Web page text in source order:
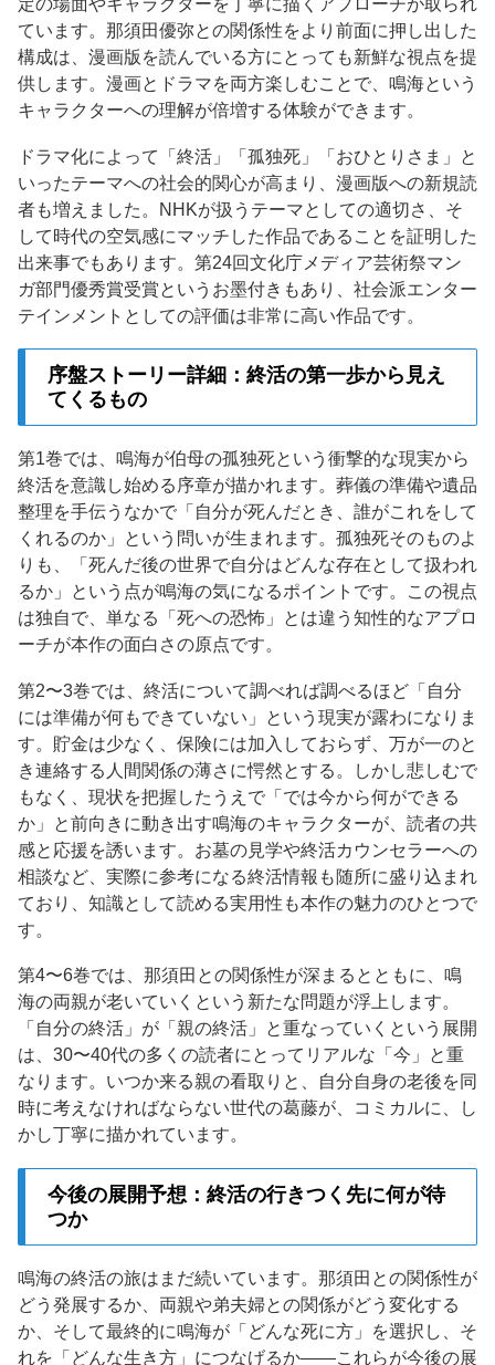
定の場面やキャラクターを丁寧に描くアプローチが取られ
ています。那須田優弥との関係性をより前面に押し出した
構成は、漫画版を読んでいる方にとっても新鮮な視点を提
供します。漫画とドラマを両方楽しむことで、鳴海という
キャラクターへの理解が倍増する体験ができます。
ドラマ化によって「終活」「孤独死」「おひとりさま」と
いったテーマへの社会的関心が高まり、漫画版への新規読
者も増えました。NHKが扱うテーマとしての適切さ、そ
して時代の空気感にマッチした作品であることを証明した
出来事でもあります。第24回文化庁メディア芸術祭マン
ガ部門優秀賞受賞というお墨付きもあり、社会派エンター
テインメントとしての評価は非常に高い作品です。
序盤ストーリー詳細：終活の第一歩から見え
てくるもの
第1巻では、鳴海が伯母の孤独死という衝撃的な現実から
終活を意識し始める序章が描かれます。葬儀の準備や遺品
整理を手伝うなかで「自分が死んだとき、誰がこれをして
くれるのか」という問いが生まれます。孤独死そのものよ
りも、「死んだ後の世界で自分はどんな存在として扱われ
るか」という点が鳴海の気になるポイントです。この視点
は独自で、単なる「死への恐怖」とは違う知性的なアプロ
ーチが本作の面白さの原点です。
第2〜3巻では、終活について調べれば調べるほど「自分
には準備が何もできていない」という現実が露わになりま
す。貯金は少なく、保険には加入しておらず、万が一のと
き連絡する人間関係の薄さに愕然とする。しかし悲しむで
もなく、現状を把握したうえで「では今から何ができる
か」と前向きに動き出す鳴海のキャラクターが、読者の共
感と応援を誘います。お墓の見学や終活カウンセラーへの
相談など、実際に参考になる終活情報も随所に盛り込まれ
ており、知識として読める実用性も本作の魅力のひとつで
す。
第4〜6巻では、那須田との関係性が深まるとともに、鳴
海の両親が老いていくという新たな問題が浮上します。
「自分の終活」が「親の終活」と重なっていくという展開
は、30〜40代の多くの読者にとってリアルな「今」と重
なります。いつか来る親の看取りと、自分自身の老後を同
時に考えなければならない世代の葛藤が、コミカルに、し
かし丁寧に描かれています。
今後の展開予想：終活の行きつく先に何が待
つか
鳴海の終活の旅はまだ続いています。那須田との関係性が
どう発展するか、両親や弟夫婦との関係がどう変化する
か、そして最終的に鳴海が「どんな死に方」を選択し、そ
れを「どんな生き方」につなげるか——これらが今後の展